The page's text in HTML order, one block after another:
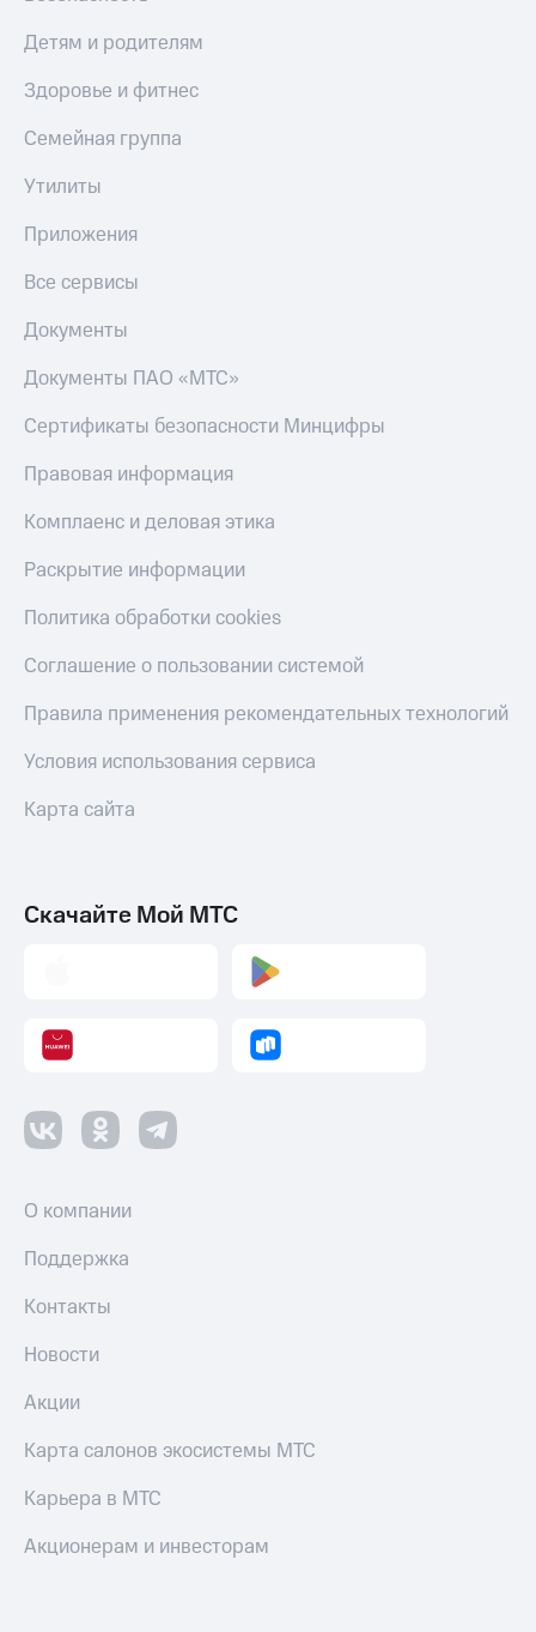
Детям и родителям
Здоровье и фитнес
Семейная группа
Утилиты
Приложения
Все сервисы
Документы
Документы ПАО «МТС»
Сертификаты безопасности Минцифры
Правовая информация
Комплаенс и деловая этика
Раскрытие информации
Политика обработки cookies
Соглашение о пользовании системой
Правила применения рекомендательных технологий
Условия использования сервиса
Карта сайта
Скачайте Мой МТС
О компании
Поддержка
Контакты
Новости
Акции
Карта салонов экосистемы МТС
Карьера в МТС
Акционерам и инвесторам